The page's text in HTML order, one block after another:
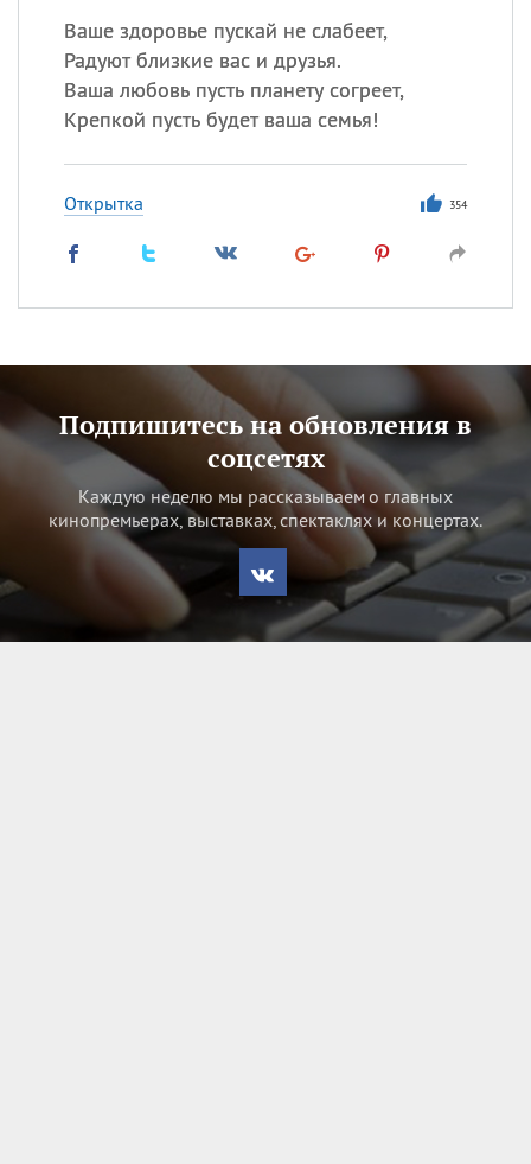
Ваше здоровье пускай не слабеет,
Радуют близкие вас и друзья.
Ваша любовь пусть планету согреет,
Крепкой пусть будет ваша семья!
Открытка 354
Подпишитесь на обновления в
соцсетях
Каждую неделю мы рассказываем о главных
кинопремьерах, выставках, спектаклях и концертах.